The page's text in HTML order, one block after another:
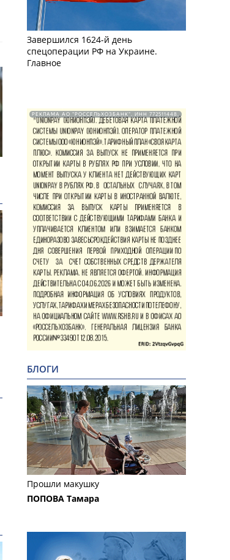
Завершился 1624-й день
спецоперации РФ на Украине.
Главное
РЕКЛАМА АО "РОССЕЛЬХОЗБАНК". ИНН 772511448.
БЛОГИ
Прошли макушку
ПОПОВА Тамара